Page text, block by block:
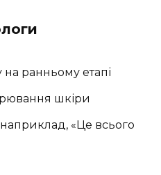
ранньому етапі
шкіри
«Це всього